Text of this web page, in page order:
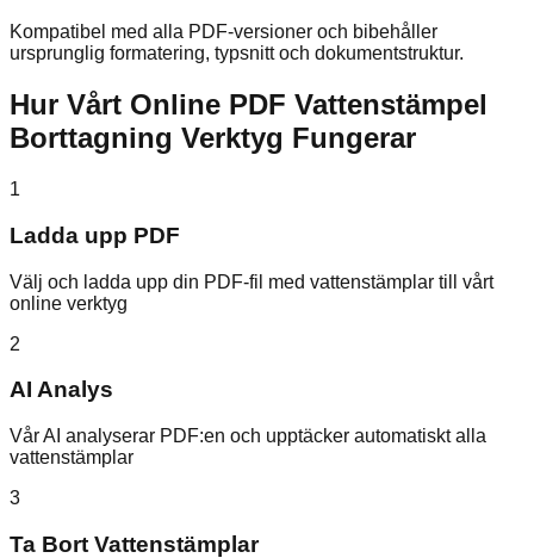
Kompatibel med alla PDF-versioner och bibehåller
ursprunglig formatering, typsnitt och dokumentstruktur.
Hur Vårt Online PDF Vattenstämpel
Borttagning Verktyg Fungerar
1
Ladda upp PDF
Välj och ladda upp din PDF-fil med vattenstämplar till vårt
online verktyg
2
AI Analys
Vår AI analyserar PDF:en och upptäcker automatiskt alla
vattenstämplar
3
Ta Bort Vattenstämplar